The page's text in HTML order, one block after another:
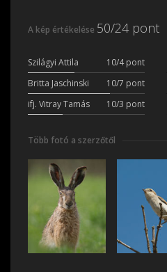
A kép értékelése 50/24 pont
Szilágyi Attila 10/4 pont
Britta Jaschinski
10/7 pont
ifj. Vitray Tamás
10/3 pont
Több fotó a szerzőtől